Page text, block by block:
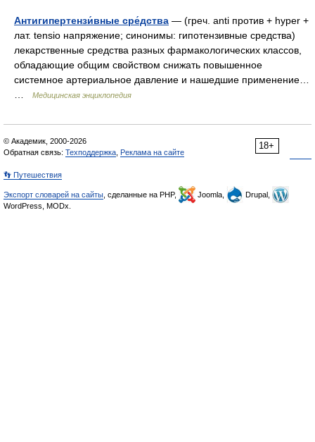
Антигипертензи́вные сре́дства — (греч. anti против + hyper +
лат. tensio напряжение; синонимы: гипотензивные средства)
лекарственные средства разных фармакологических классов,
обладающие общим свойством снижать повышенное
системное артериальное давление и нашедшие применение…
Медицинская энциклопедия
18+
© Академик, 2000-2026
Обратная связь: Техподдержка Реклама на сайте
👣 Путешествия
Экспорт словарей на сайты , сделанные на PHP, Joomla,
Drupal,
WordPress, MODx.